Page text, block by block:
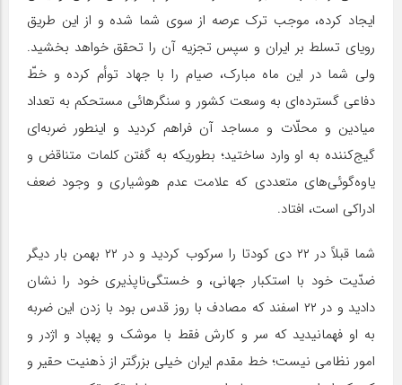
ایجاد کرده، موجب ترک عرصه از سوی شما شده و از این طریق
رویای تسلط بر ایران و سپس تجزیه آن را تحقق خواهد بخشید.
ولی شما در این ماه مبارک، صیام را با جهاد توأم کرده و خطّ
دفاعی گسترده‌ای به وسعت کشور و سنگرهائی مستحکم به تعداد
میادین و محلّات و مساجد آن فراهم کردید و اینطور ضربه‌ای
گیج‌کننده به او وارد ساختید؛ بطوریکه به گفتن کلمات متناقض و
یاوه‌گوئی‌های متعددی که علامت عدم هوشیاری و وجود ضعف
ادراکی است، افتاد.
شما قبلاً در ۲۲ دی کودتا را سرکوب کردید و در ۲۲ بهمن بار دیگر
ضدّیت خود با استکبار جهانی، و خستگی‌ناپذیری خود را نشان
دادید و در ۲۲ اسفند که مصادف با روز قدس بود با زدن این ضربه
به او فهمانیدید که سر و کارش فقط با موشک و پهپاد و اژدر و
امور نظامی نیست؛ خط مقدم ایران خیلی بزرگتر از ذهنیت حقیر و